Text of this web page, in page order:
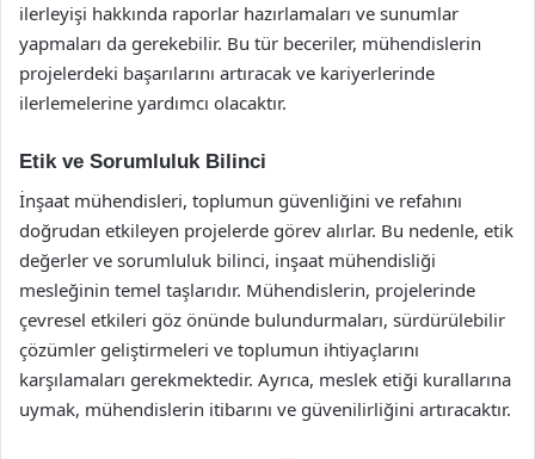
ilerleyişi hakkında raporlar hazırlamaları ve sunumlar
yapmaları da gerekebilir. Bu tür beceriler, mühendislerin
projelerdeki başarılarını artıracak ve kariyerlerinde
ilerlemelerine yardımcı olacaktır.
Etik ve Sorumluluk Bilinci
İnşaat mühendisleri, toplumun güvenliğini ve refahını
doğrudan etkileyen projelerde görev alırlar. Bu nedenle, etik
değerler ve sorumluluk bilinci, inşaat mühendisliği
mesleğinin temel taşlarıdır. Mühendislerin, projelerinde
çevresel etkileri göz önünde bulundurmaları, sürdürülebilir
çözümler geliştirmeleri ve toplumun ihtiyaçlarını
karşılamaları gerekmektedir. Ayrıca, meslek etiği kurallarına
uymak, mühendislerin itibarını ve güvenilirliğini artıracaktır.